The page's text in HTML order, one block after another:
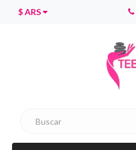
$ ARS